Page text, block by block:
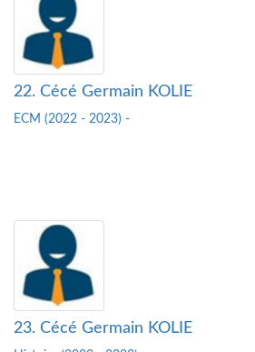
22. Cécé Germain KOLIE
ECM (2022 - 2023) -
23. Cécé Germain KOLIE